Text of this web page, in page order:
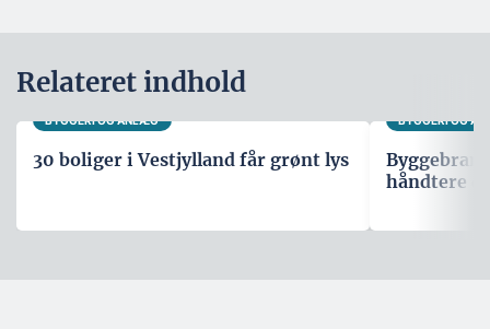
Relateret indhold
BYGGERI OG ANLÆG
30 boliger i Vestjylland får grønt lys
BYGGERI OG
håndtere